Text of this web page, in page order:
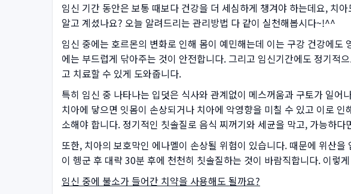
임신 기간 동안은 보통 때보다 건강을 더 세심하게 챙겨야 하는데요, 치
알고 계셨나요? 오늘 알려드리는 관리방법 다 같이 실천해봅시다~!^^
임신 중에는 호르몬의 변화로 인해 몸이 예민해는데 이는 구강 건강에
에는 부드럽게 닦아주는 것이 안전합니다. 그리고 임신기간에도 정기적
고 치료할 수 있게 도와줍니다.
특히 임신 중 나타나는 입덧은 식사와 관계없이 메스꺼움과 구토가 일
치아에 닿으면 잇몸이 손상되거나 치아에 악영향을 미칠 수 있고 이로
소해야 합니다. 정기적인 칫솔질로 음식 찌꺼기와 세균을 막고, 가능하
또한, 치아의 보호막인 에나멜이 손상될 위험이 있습니다. 때문에 위산
이 헹군 후 대략 30분 후에 천천히 칫솔질하는 것이 바람직합니다. 이렇
임신 중에 불소가 들어간 치약을 사용해도 될까요?